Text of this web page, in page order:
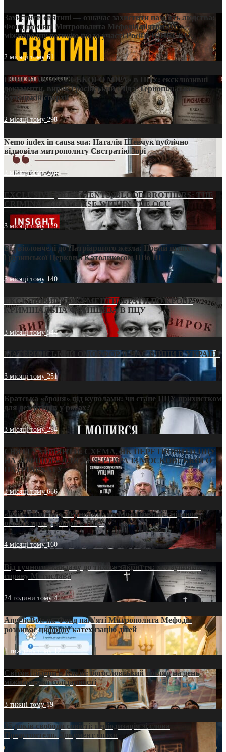
Захистити святині — означає захистити пам’ять людства:
Фонд пам’яті Митрополита Мефодія підтримує
міжнародну петицію щодо участі Росії в ЮНЕСКО
2 місяці тому61
ПРИСМАК «РУССЬКОГО МІРА» в ПЦУ: ексклюзивні
документи, вирок і російський слід у Тернопільсько-
Бучацькій єпархії
2 місяці тому 298
Nemo iudex in causa sua: Наталія Шевчук публічно
відповіла митрополиту Євстратію Зорі
3 місяці тому214
EXCLUSIVE (DOCUMENTS)/BLOOD BROTHERS: THE
CRIMINAL FRANCHISE WITHIN THE OCU
3 місяці тому129
Від віолончелі до Патріаршого жезла: Новий шлях
Грузинської Церкви з Католикосом Шіо III
3 місяці тому 140
ЕКСКЛЮЗИВ (ДОКУМЕНТИ)/БРАТИ ПО КРОВІ:
КРИМІНАЛЬНА ФРАНШИЗА В ПЦУ
3 місяці тому544
МАТЕРИНСЬКИЙ ОМОРФОР В ЧАС ВІЙНИ В УКРАЇНІ
3 місяці тому251
Братська «броня» під куполами: чи стане ПЦУ прихистком
для дезертирів у рясах?
3 місяці тому294
СВЯТІ УХИЛЯНТИ: СХЕМА, ЯК ПЕРЕТВОРИТИ ПЦУ
НА «ОФШОР» ДЛЯ ДЕЗЕРТИРА ІЗ МОСКОВСЬКОГО
ПАТРІАРХАТУ
3 місяці тому656
«Кейс Тихона» у Тернополі: як Молитовний сніданок
оголив кризу довіри в ПЦУ
4 місяці тому160
Від гучного скандалу до тихого закриття: хто зупинив
справу Мстислава
24 години тому4
AngelicBot: як Фонд пам’яті Митрополита Мефодія
розвиває цифрову катехизацію дітей
1 тиждень тому12
Світові лідери в Києві: богословський погляд на день
міжнародної солідарності
3 тижні тому19
35 років свободи совісті: періодизація зі слова
Предстоятеля. Документ епохи